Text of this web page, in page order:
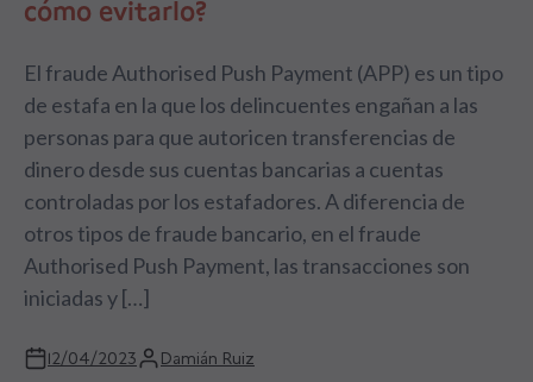
cómo evitarlo?
El fraude Authorised Push Payment (APP) es un tipo
de estafa en la que los delincuentes engañan a las
personas para que autoricen transferencias de
dinero desde sus cuentas bancarias a cuentas
controladas por los estafadores. A diferencia de
otros tipos de fraude bancario, en el fraude
Authorised Push Payment, las transacciones son
iniciadas y […]
12/04/2023 Damián Ruiz